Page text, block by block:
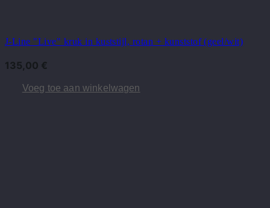
J-Line "Live" kruk in kuststijl, rotan + kunststof (geel/wit)
135,00 €
Voeg toe aan winkelwagen